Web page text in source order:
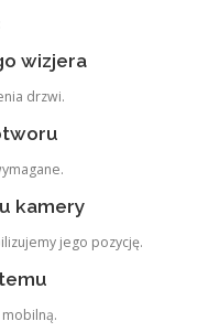
wizjera
drzwi.
kamery
jego pozycję.